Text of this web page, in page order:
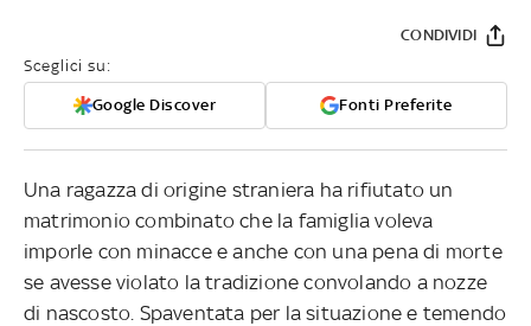
Sceglici su:
Google Discover Fonti Preferite
CONDIVIDI
Una ragazza di origine straniera ha rifiutato un
matrimonio combinato che la famiglia voleva
imporle con minacce e anche con una pena di morte
se avesse violato la tradizione convolando a nozze
di nascosto. Spaventata per la situazione e temendo